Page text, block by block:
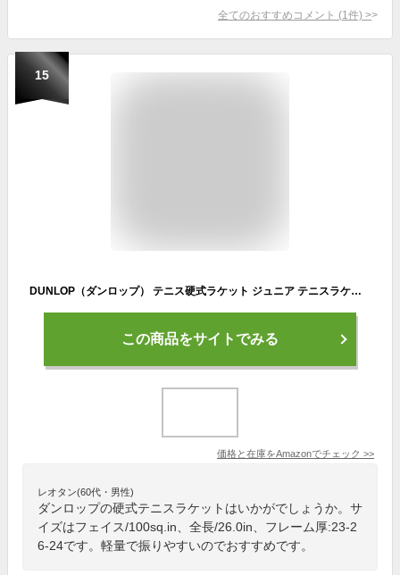
全てのおすすめコメント (1 件) >
15
DUNLOP（ダンロップ） テニス硬式ラケット ジュニア テニスラケット 26D FX500 JR26 (張上げ済) DS22601J G0
この商品をサイトでみる
価格と在庫をAmazonでチェック >>
レオタン(60代・男性)
ダンロップの硬式テニスラケットはいかがでしょうか。サ
イズはフェイス/100sq.in、全長/26.0in、フレーム厚:23-2
6-24です。軽量で振りやすいのでおすすめです。